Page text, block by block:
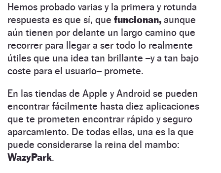
Hemos probado varias y la primera y rotunda
respuesta es que sí, que funcionan, aunque
aún tienen por delante un largo camino que
recorrer para llegar a ser todo lo realmente
útiles que una idea tan brillante –y a tan bajo
coste para el usuario– promete.
En las tiendas de Apple y Android se pueden
encontrar fácilmente hasta diez aplicaciones
que te prometen encontrar rápido y seguro
aparcamiento. De todas ellas, una es la que
puede considerarse la reina del mambo:
WazyPark.